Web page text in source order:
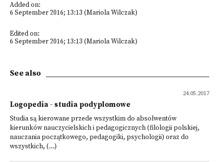
Added on:
6 September 2016; 13:13 (Mariola Wilczak)
Edited on:
6 September 2016; 13:13 (Mariola Wilczak)
See also
24.05.2017
Logopedia - studia podyplomowe
Studia są kierowane przede wszystkim do absolwentów
kierunków nauczycielskich i pedagogicznych (filologii polskiej,
nauczania początkowego, pedagogiki, psychologii) oraz do
wszystkich, (...)